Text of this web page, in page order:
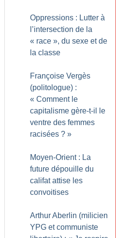
Oppressions : Lutter à
l’intersection de la
« race », du sexe et de
la classe
Françoise Vergès
(politologue) :
« Comment le
capitalisme gère-t-il le
ventre des femmes
racisées ? »
Moyen-Orient : La
future dépouille du
califat attise les
convoitises
Arthur Aberlin (milicien
YPG et communiste